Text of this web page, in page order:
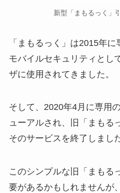
新型「まもるっく」
「まもるっく」は2015年
モバイルセキュリティとし
ザに使用されてきました。
そして、2020年4月に専用
ューアルされ、旧「まもる
そのサービスを終了しまし
このシンプルな旧「まもる
要があるかもしれませんが